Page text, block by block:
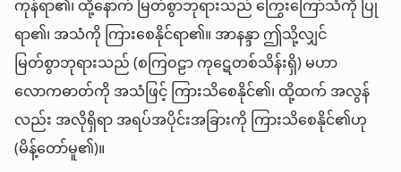
ကုန်ရာ၏၊ ထို့နောက် မြတ်စွာဘုရားသည် ကြွေးကြော်သံကို ပြု
ရာ၏၊ အသံကို ကြားစေနိုင်ရာ၏။ အာနန္ဒာ ဤသို့လျှင်
မြတ်စွာဘုရားသည် (စကြဝဠာ ကုဋေတစ်သိန်းရှိ) မဟာ
လောကဓာတ်ကို အသံဖြင့် ကြားသိစေနိုင်၏၊ ထို့ထက် အလွန်
လည်း အလိုရှိရာ အရပ်အပိုင်းအခြားကို ကြားသိစေနိုင်၏ဟု
(မိန့်တော်မူ၏)။